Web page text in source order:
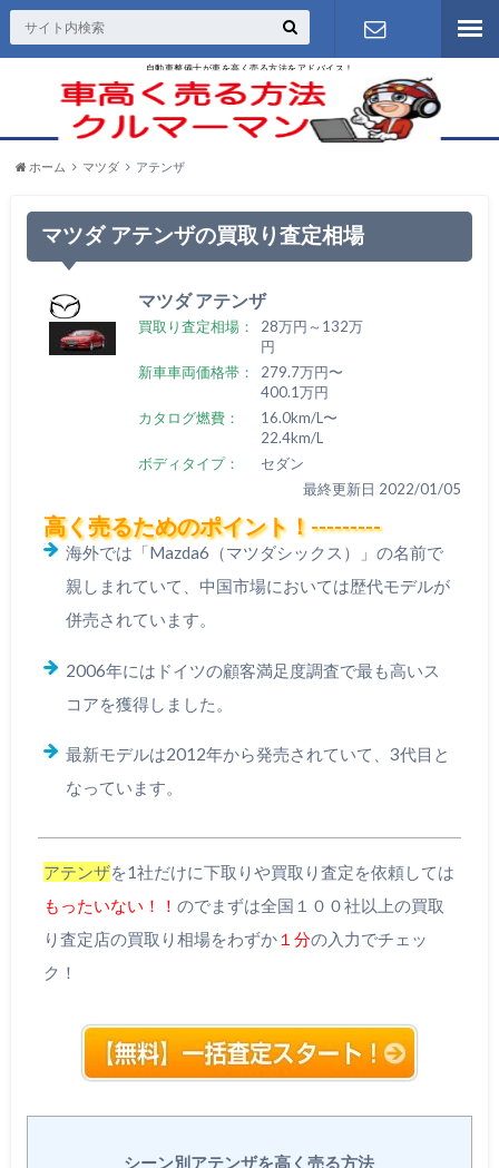
自動車整備士が車を高く売る方法をアドバイス！
お問い合わ
せ
ホーム マツダ アテンザ
マツダ アテンザの買取り査定相場
マツダ アテンザ
買取り査定相場：
28万円～132万
円
新車車両価格帯：
279.7万円〜
400.1万円
カタログ燃費：
16.0km/L〜
22.4km/L
ボディタイプ：
セダン
最終更新日 2022/01/05
高く売るためのポイント！---------
海外では「Mazda6（マツダシックス）」の名前で
親しまれていて、中国市場においては歴代モデルが
併売されています。
2006年にはドイツの顧客満足度調査で最も高いス
コアを獲得しました。
最新モデルは2012年から発売されていて、3代目と
なっています。
アテンザを1社だけに下取りや買取り査定を依頼しては
もったいない！！ のでまずは全国１００社以上の買取
り査定店の買取り相場をわずか１分の入力でチェッ
ク！
シーン別アテンザを高く売る方法